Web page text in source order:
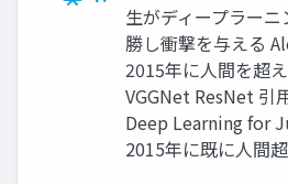
生がディープラー
勝し衝撃を与える
2015年に人間を超
VGGNet ResNet 引
Deep Learning for
2015年に既に人間